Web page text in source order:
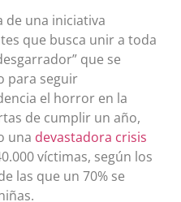
de una iniciativa
que busca unir a toda
que se
para seguir
el horror en la
de cumplir un año,
una devastadora crisis
víctimas, según los
las que un 70% se